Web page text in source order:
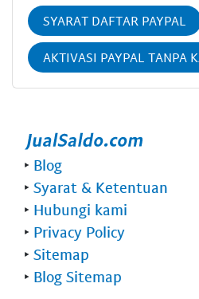
SYARAT DAFTAR PAYPAL
AKTIVASI PAYPAL TANPA
‣ Blog
‣ Syarat & Ketentuan
‣ Hubungi kami
‣ Privacy Policy
‣ Sitemap
‣ Blog Sitemap